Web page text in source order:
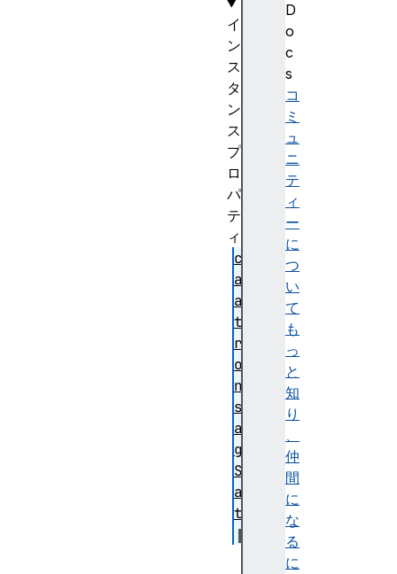
D
o
c
s
コ
ミ
ュ
ニ
テ
ィ
ー
に
つ
い
て
も
っ
と
知
り
、
仲
間
に
な
る
に
イ
ン
ス
タ
ン
ス
プ
ロ
パ
テ
ィ
ch
ar
ac
te
rB
ou
nd
sR
an
ge
St
ar
t